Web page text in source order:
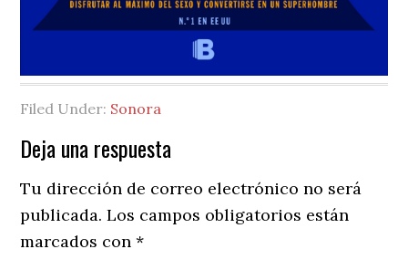
Filed Under: Sonora
Reader
Interactions
Deja una respuesta
Tu dirección de correo electrónico no será
publicada. Los campos obligatorios están
marcados con*